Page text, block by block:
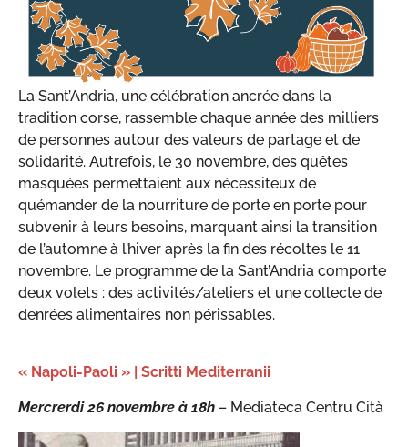
La Sant’Andria, une célébration ancrée dans la
tradition corse, rassemble chaque année des milliers
de personnes autour des valeurs de partage et de
solidarité. Autrefois, le 30 novembre, des quêtes
masquées permettaient aux nécessiteux de
quémander de la nourriture de porte en porte pour
subvenir à leurs besoins, marquant ainsi la transition
de l’automne à l’hiver après la fin des récoltes le 11
novembre. Le programme de la Sant’Andria comporte
deux volets : des activités/ateliers et une collecte de
denrées alimentaires non périssables.
« Napoli-Paoli » | Scritti Mediterranii
Mercrerdi 26 novembre à 18h – Mediateca Centru Cità